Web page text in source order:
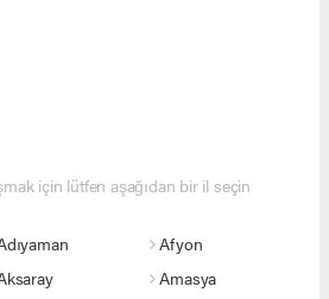
için lütfen aşağıdan bir il seçin
Afyon
Amasya